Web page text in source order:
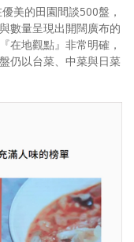
美的田園間談500盤，
數量呈現出開闊廣布的
在地觀點』非常明確，
仍以台菜、中菜與日菜